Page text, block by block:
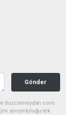
Gönder
duzcemeydan.com
sorumluluğu tek